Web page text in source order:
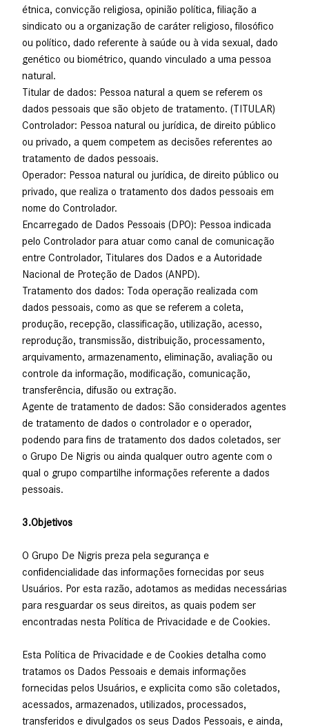
étnica, convicção religiosa, opinião política, filiação a
sindicato ou a organização de caráter religioso, filosófico
ou político, dado referente à saúde ou à vida sexual, dado
genético ou biométrico, quando vinculado a uma pessoa
natural.
Titular de dados: Pessoa natural a quem se referem os
dados pessoais que são objeto de tratamento. (TITULAR)
Controlador: Pessoa natural ou jurídica, de direito público
ou privado, a quem competem as decisões referentes ao
tratamento de dados pessoais.
Operador: Pessoa natural ou jurídica, de direito público ou
privado, que realiza o tratamento dos dados pessoais em
nome do Controlador.
Encarregado de Dados Pessoais (DPO): Pessoa indicada
pelo Controlador para atuar como canal de comunicação
entre Controlador, Titulares dos Dados e a Autoridade
Nacional de Proteção de Dados (ANPD).
Tratamento dos dados: Toda operação realizada com
dados pessoais, como as que se referem a coleta,
produção, recepção, classificação, utilização, acesso,
reprodução, transmissão, distribuição, processamento,
arquivamento, armazenamento, eliminação, avaliação ou
controle da informação, modificação, comunicação,
transferência, difusão ou extração.
Agente de tratamento de dados: São considerados agentes
de tratamento de dados o controlador e o operador,
podendo para fins de tratamento dos dados coletados, ser
o Grupo De Nigris ou ainda qualquer outro agente com o
qual o grupo compartilhe informações referente a dados
pessoais.
3.Objetivos
O Grupo De Nigris preza pela segurança e
confidencialidade das informações fornecidas por seus
Usuários. Por esta razão, adotamos as medidas necessárias
para resguardar os seus direitos, as quais podem ser
encontradas nesta Política de Privacidade e de Cookies.
Esta Política de Privacidade e de Cookies detalha como
tratamos os Dados Pessoais e demais informações
fornecidas pelos Usuários, e explicita como são coletados,
acessados, armazenados, utilizados, processados,
transferidos e divulgados os seus Dados Pessoais, e ainda,